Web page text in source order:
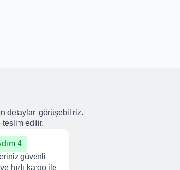
detayları görüşebiliriz.
teslim edilir.
4
güvenli
hızlı kargo ile